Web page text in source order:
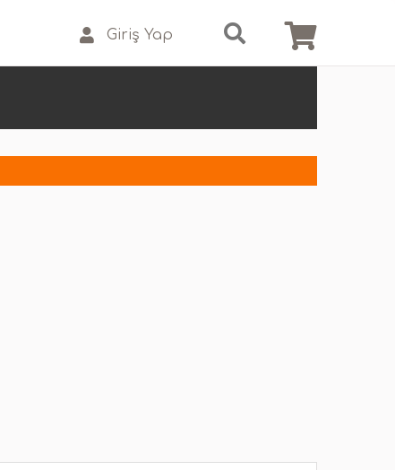
Giriş Yap